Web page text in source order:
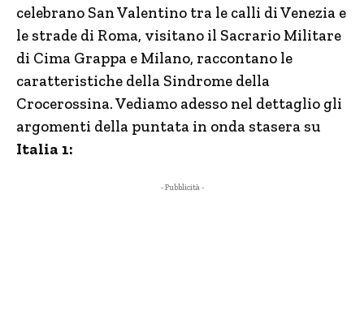
celebrano San Valentino tra le calli di Venezia e
le strade di Roma, visitano il Sacrario Militare
di Cima Grappa e Milano, raccontano le
caratteristiche della Sindrome della
Crocerossina. Vediamo adesso nel dettaglio gli
argomenti della puntata in onda stasera su
Italia 1:
- Pubblicità -